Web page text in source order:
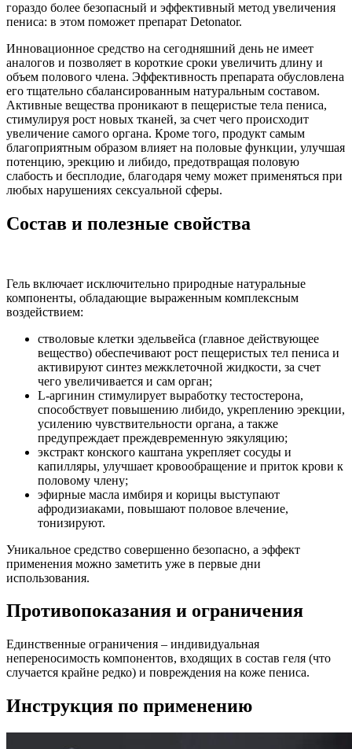
гораздо более безопасный и эффективный метод увеличения
пениса: в этом поможет препарат Detonator.
Инновационное средство на сегодняшний день не имеет
аналогов и позволяет в короткие сроки увеличить длину и
объем полового члена. Эффективность препарата обусловлена
его тщательно сбалансированным натуральным составом.
Активные вещества проникают в пещеристые тела пениса,
стимулируя рост новых тканей, за счет чего происходит
увеличение самого органа. Кроме того, продукт самым
благоприятным образом влияет на половые функции, улучшая
потенцию, эрекцию и либидо, предотвращая половую
слабость и бесплодие, благодаря чему может применяться при
любых нарушениях сексуальной сферы.
Состав и полезные свойства
Гель включает исключительно природные натуральные
компоненты, обладающие выраженным комплексным
воздействием:
стволовые клетки эдельвейса (главное действующее
вещество) обеспечивают рост пещеристых тел пениса и
активируют синтез межклеточной жидкости, за счет
чего увеличивается и сам орган;
L-аргинин стимулирует выработку тестостерона,
способствует повышению либидо, укреплению эрекции,
усилению чувствительности органа, а также
предупреждает преждевременную эякуляцию;
экстракт конского каштана укрепляет сосуды и
капилляры, улучшает кровообращение и приток крови к
половому члену;
эфирные масла имбиря и корицы выступают
афродизиаками, повышают половое влечение,
тонизируют.
Уникальное средство совершенно безопасно, а эффект
применения можно заметить уже в первые дни
использования.
Противопоказания и ограничения
Единственные ограничения – индивидуальная
непереносимость компонентов, входящих в состав геля (что
случается крайне редко) и повреждения на коже пениса.
Инструкция по применению